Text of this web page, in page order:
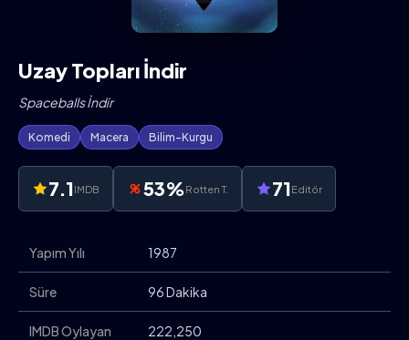
Uzay Topları İndir
Spaceballs İndir
Komedi Macera Bilim-Kurgu
7.1 IMDB 53%Rotten T. 71 Editör
Yapım Yılı 1987
Süre 96 Dakika
IMDB Oylayan 222,250